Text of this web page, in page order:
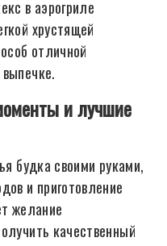
в аэрогриле
хрустящей
отличной
и лучшие
будка своими руками,
и приготовление
желание
качественный